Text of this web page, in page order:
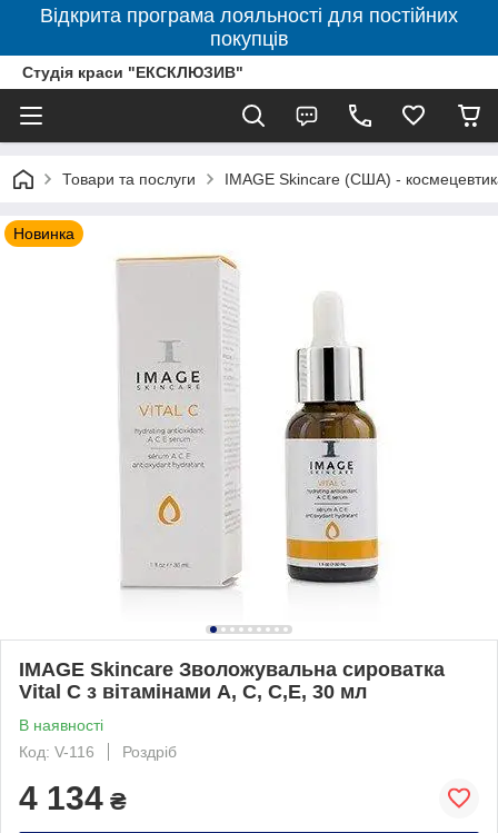
Відкрита програма лояльності для постійних
покупців
Студія краси "ЕКСКЛЮЗИВ"
Товари та послуги IMAGE Skincare (США) -
Новинка
IMAGE Skincare Зволожувальна сироватка
Vital C з вітамінами A, C, C,E, 30 мл
В наявності
Код: V-116
Роздріб
4 134 ₴